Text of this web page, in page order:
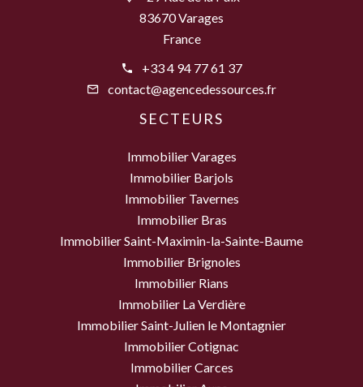
83670 Varages
France
+33 4 94 77 61 37
contact@agencedessources.fr
SECTEURS
Immobilier Varages
Immobilier Barjols
Immobilier Tavernes
Immobilier Bras
Immobilier Saint-Maximin-la-Sainte-Baume
Immobilier Brignoles
Immobilier Rians
Immobilier La Verdière
Immobilier Saint-Julien le Montagnier
Immobilier Cotignac
Immobilier Carces